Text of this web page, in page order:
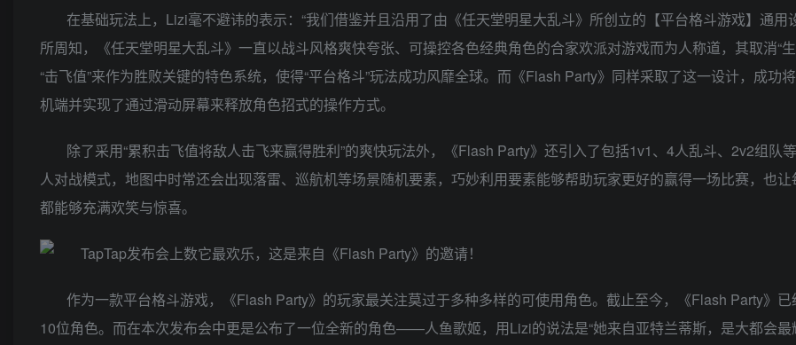
在基础玩法上，Lizi毫不避讳的表示：“我们借鉴并且沿用了由《任天堂明星大乱斗》所创立的【平台格斗游戏】通用
所周知，《任天堂明星大乱斗》一直以战斗风格爽快夸张、可操控各色经典角色的合家欢派对游戏而为人称道，其取消“
“击飞值”来作为胜败关键的特色系统，使得“平台格斗”玩法成功风靡全球。而《Flash Party》同样采取了这一设计，成功
机端并实现了通过滑动屏幕来释放角色招式的操作方式。
除了采用“累积击飞值将敌人击飞来赢得胜利”的爽快玩法外，《Flash Party》还引入了包括1v1、4人乱斗、2v2组队
人对战模式，地图中时常还会出现落雷、巡航机等场景随机要素，巧妙利用要素能够帮助玩家更好的赢得一场比赛，也让
都能够充满欢笑与惊喜。
作为一款平台格斗游戏，《Flash Party》的玩家最关注莫过于多种多样的可使用角色。截止至今，《Flash Party》已
10位角色。而在本次发布会中更是公布了一位全新的角色——人鱼歌姬，用Lizi的说法是“她来自亚特兰蒂斯，是大都会最